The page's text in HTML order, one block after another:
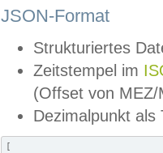
JSON-Format
Strukturiertes
Zeitstempel im
(Offset von MEZ/
Dezimalpunkt als
[